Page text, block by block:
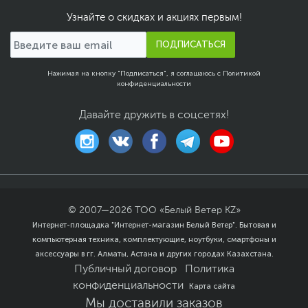
Ссылка на сайт
производителя
ru.tecno-mobile.com
Если вы заметили ошибку или неточность в описании товара,
пожалуйста, выделите текст с ошибкой и нажмите Ctrl+Enter.
Xарактеристики, комплект поставки и внешний вид данного товара
могут отличаться от указанных или могут быть изменены
Узнайте о скидках и акциях первым!
ПОДПИСАТЬСЯ
Нажимая на кнопку "Подписаться", я соглашаюсь с Политикой
конфиденциальности
Давайте дружить в соцсетях!
© 2007—2026
ТОО «Белый Ветер KZ»
Интернет-площадка "Интернет-магазин Белый Ветер". Бытовая и
компьютерная техника, комплектующие, ноутбуки, смартфоны и
аксессуары в гг. Алматы, Астана и других городах Казахстана.
Публичный договор
Политика
конфиденциальности
Карта сайта
Мы доставили заказов